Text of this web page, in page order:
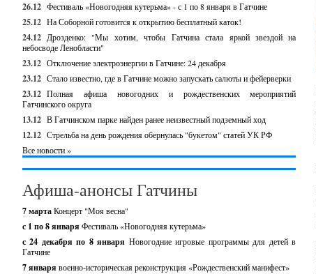
26.12 Фестиваль «Новогодняя кутерьма» - с 1 по 8 января в Гатчине
25.12 На Соборной готовится к открытию бесплатный каток!
24.12 Дрозденко: "Мы хотим, чтобы Гатчина стала яркой звездой на
небосводе Ленобласти"
23.12 Отключение электроэнергии в Гатчине: 24 декабря
23.12 Стало известно, где в Гатчине можно запускать салюты и фейерверки
23.12 Полная афиша новогодних и рождественских мероприятий
Гатчинского округа
13.12 В Гатчинском парке найден ранее неизвестный подземный ход
12.12 Стрельба на день рождения обернулась "букетом" статей УК РФ
Все новости »
Афиша-анонсы Гатчины
7 мартаКонцерт "Моя весна"
с 1 по 8 января Фестиваль «Новогодняя кутерьма»
с 24 декабря по 8 января Новогодние игровые программы для детей в
Гатчине
7 января военно-историческая реконструкция «Рождественский манифест»